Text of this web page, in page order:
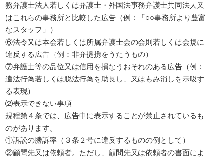
務弁護士法人若しくは弁護士・外国法事務弁護士共同法人又
はこれらの事務所と比較した広告（例：「○○事務所より豊富
なスタッフ」）
⑥法令又は本会若しくは所属弁護士会の会則若しくは会規に
違反する広告（例：非弁提携をうたうもの）
⑦弁護士等の品位又は信用を損なうおそれのある広告（例：
違法行為若しくは脱法行為を助長し、又はもみ消しを示唆す
る表現）
⑵表示できない事項
規程第４条では、広告中に表示することが禁止されているも
のがあります。
①訴訟の勝訴率（３条２号に違反するものの例として）
②顧問先又は依頼者。ただし、顧問先又は依頼者の書面によ